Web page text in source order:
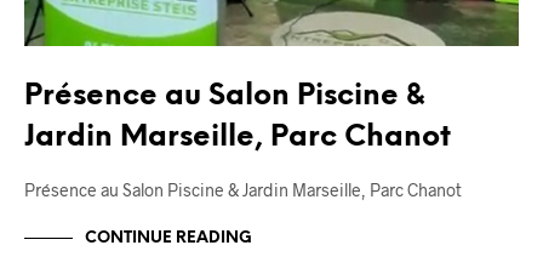
Présence au Salon Piscine &
Jardin Marseille, Parc Chanot
Présence au Salon Piscine & Jardin Marseille, Parc Chanot
CONTINUE READING